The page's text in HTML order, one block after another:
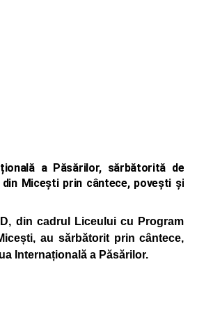
a Păsărilor, sărbătorită de
Micești prin cântece, povești și
din cadrul Liceului cu Program
au sărbătorit prin cântece,
Internațională a Păsărilor.